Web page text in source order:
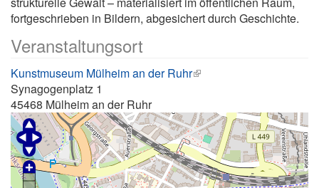
fortgeschrieben in Bildern, abgesichert durch Geschichte.
Veranstaltungsort
Kunstmuseum Mülheim an der Ruhr
Synagogenplatz 1
45468 Mülheim an der Ruhr